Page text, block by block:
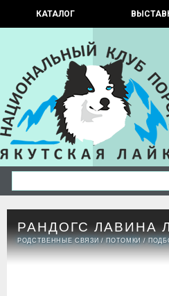
КАТАЛОГ
РАНДОГС ЛАВИНА
РОДСТВЕННЫЕ СВЯЗИ /ПОТОМКИ /